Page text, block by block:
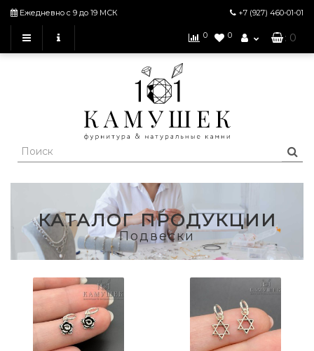
Ежедневно с 9 до 19 МСК +7 (927) 460-01-01
0 0 : 0
КАТАЛОГ ПРОДУКЦИИ
Подвески